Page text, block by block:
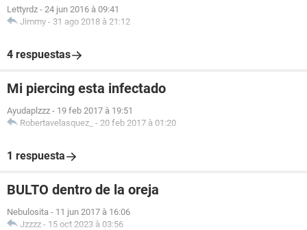
Lettyrdz - 24 jun 2016 à 09:41
Jimmy - 31 ago 2018 à 21:12
4 respuestas
Mi piercing esta infectado
Ayudaplzzz - 19 feb 2017 à 19:51
Robertavelasquez_ - 20 feb 2017 à 01:20
1 respuesta
BULTO dentro de la oreja
Nebulosita - 11 jun 2017 à 16:06
Jzzzz - 15 oct 2023 à 03:56